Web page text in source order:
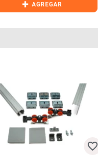
+ AGREGAR